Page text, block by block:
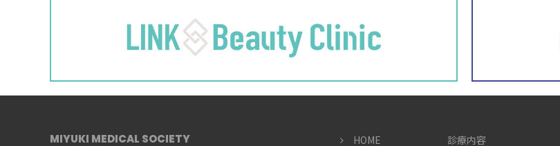
HOME 診療内容
MIYUKI MEDICAL SOCIETY